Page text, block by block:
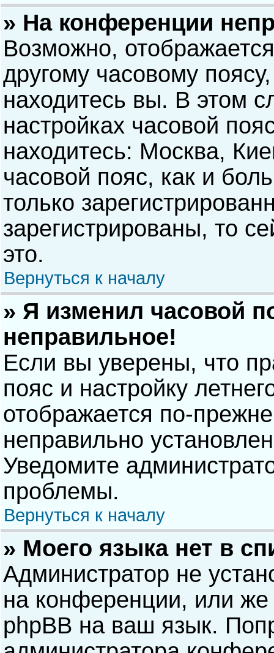
» На конференции
Возможно,
другому часовому
находитесь вы. В этом
настройках часовой
находитесь: Москва,
часовой пояс, как и
только
зарегистрированы, то
это.
Вернуться к началу
» Я изменил часовой
неправильное!
Если вы уверены, что
пояс и настройку
отображается по-
неправильно
Уведомите
проблемы.
Вернуться к началу
» Моего языка нет в
Администратор не
на конференции, или же
phpBB на ваш язык.